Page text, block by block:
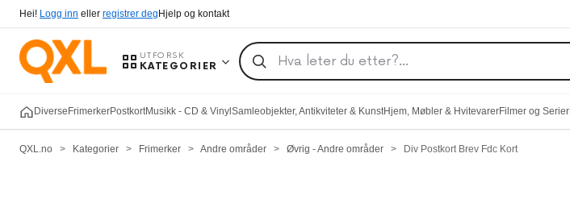
Hei! Logg inn eller registrer degHjelp og kontakt
UTFORSK
KATEGORIER
Diverse FrimerkerPostkortMusikk - CD & Vinyl Samleobjekter, Antikviteter & KunstHjem, Møbler & HvitevarerFilmer og Serier
QXL.no > Kategorier > Frimerker > Andre områder > Øvrig - Andre områder > Div Postkort Brev Fdc Kort